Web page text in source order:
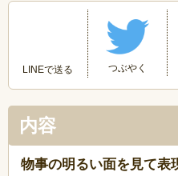
LINEで送る つぶやく
内容
物事の明るい面を見て表